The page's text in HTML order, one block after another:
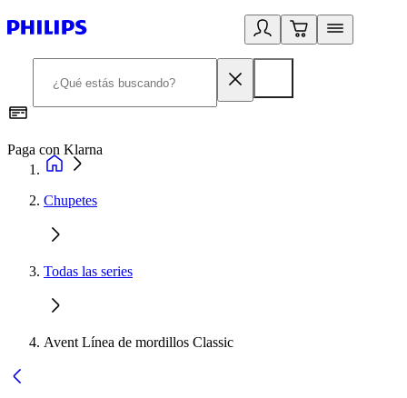
Paga con Klarna
Chupetes
Todas las series
Avent Línea de mordillos Classic